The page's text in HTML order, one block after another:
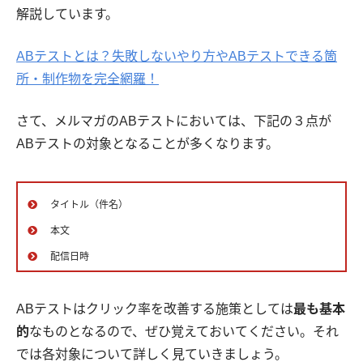
解説しています。
ABテストとは？失敗しないやり方やABテストできる箇
所・制作物を完全網羅！
さて、メルマガのABテストにおいては、下記の３点が
ABテストの対象となることが多くなります。
タイトル（件名）
本文
配信日時
ABテストはクリック率を改善する施策としては最も基本
的なものとなるので、ぜひ覚えておいてください。それ
では各対象について詳しく見ていきましょう。